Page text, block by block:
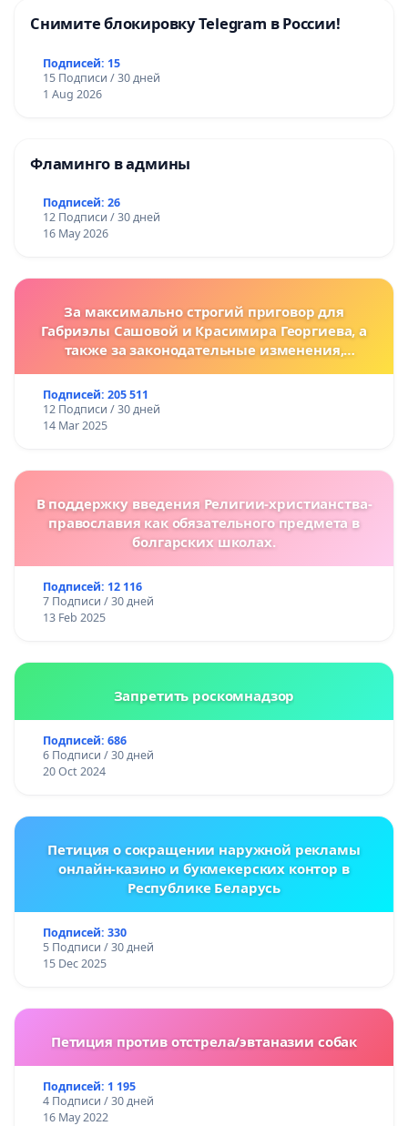
Снимите блокировку Telegram в России!
Подписей: 15
15 Подписи / 30 дней
1 Aug 2026
Фламинго в админы
Подписей: 26
12 Подписи / 30 дней
16 May 2026
За максимально строгий приговор для
Габриэлы Сашовой и Красимира Георгиева, а
также за законодательные изменения,
за преступления против животных!
Подписей: 205 511
12 Подписи / 30 дней
14 Mar 2025
В поддержку введения Религии-христианства-
православия как обязательного предмета в
болгарских школах.
Подписей: 12 116
7 Подписи / 30 дней
13 Feb 2025
Запретить роскомнадзор
Подписей: 686
6 Подписи / 30 дней
20 Oct 2024
Петиция о сокращении наружной рекламы
онлайн-казино и букмекерских контор в
Республике Беларусь
Подписей: 330
5 Подписи / 30 дней
15 Dec 2025
Петиция против отстрела/эвтаназии собак
Подписей: 1 195
4 Подписи / 30 дней
16 May 2022